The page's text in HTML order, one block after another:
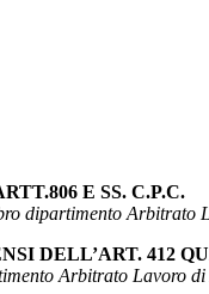
E SS. C.P.C.
dipartimento Arbitrato
DELL’ART. 412
Arbitrato Lavoro